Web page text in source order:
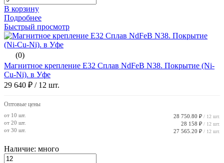
В корзину
Подробнее
Быстрый просмотр
(0)
Магнитное крепление E32 Сплав NdFeB N38. Покрытие (Ni-
Cu-Ni). в Уфе
29 640 ₽ / 12 шт.
Оптовые цены
от 10 шт. 28 750.80 ₽ / 12 шт.
от 20 шт. 28 158 ₽ / 12 шт.
от 30 шт. 27 565.20 ₽ / 12 шт.
Наличие: много